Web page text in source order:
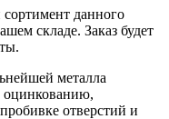
сортимент данного
складе. Заказ будет
.
металла
оцинкованию,
отверстий и